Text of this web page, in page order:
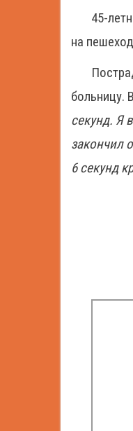
45-
на
больницу.
секунд. Я
закончил
6 секунд